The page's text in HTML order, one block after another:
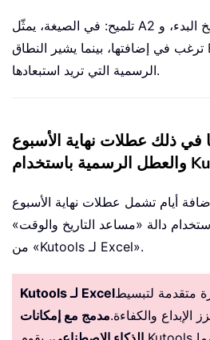
تلميح: في الصيغة، يمثّل A2 تاريخ البدء، وB2 عدد الأيام التي
ترغب في إضافتها، بينما يشير النطاق B4:B6 إلى العطل
الرسمية التي تريد استبعادها.
في ذلك عطلات نهاية الأسبوع
أيام تشمل عطلات نهاية الأسبوع
دالة «مساعد التاريخ والوقت»
من «Kutools لـ Excel».
Kutools لـ Excelمن 300 ميزة متقدمة لتبسيط
الإبداع والكفاءة.مدمج مع إمكانات